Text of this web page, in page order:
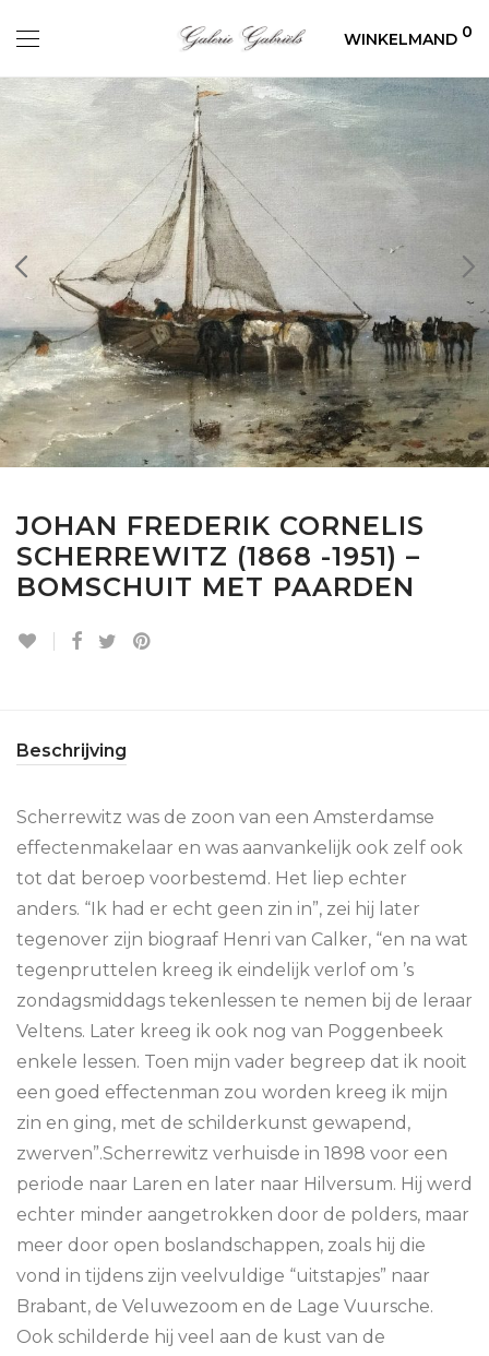
WINKELMAND 0
JOHAN FREDERIK CORNELIS
SCHERREWITZ (1868 -1951) –
BOMSCHUIT MET PAARDEN
Beschrijving
Scherrewitz was de zoon van een Amsterdamse
effectenmakelaar en was aanvankelijk ook zelf ook
tot dat beroep voorbestemd. Het liep echter
anders. “Ik had er echt geen zin in”, zei hij later
tegenover zijn biograaf Henri van Calker, “en na wat
tegenpruttelen kreeg ik eindelijk verlof om ’s
zondagsmiddags tekenlessen te nemen bij de leraar
Veltens. Later kreeg ik ook nog van Poggenbeek
enkele lessen. Toen mijn vader begreep dat ik nooit
een goed effectenman zou worden kreeg ik mijn
zin en ging, met de schilderkunst gewapend,
zwerven”.Scherrewitz verhuisde in 1898 voor een
periode naar Laren en later naar Hilversum. Hij werd
echter minder aangetrokken door de polders, maar
meer door open boslandschappen, zoals hij die
vond in tijdens zijn veelvuldige “uitstapjes” naar
Brabant, de Veluwezoom en de Lage Vuursche.
Ook schilderde hij veel aan de kust van de